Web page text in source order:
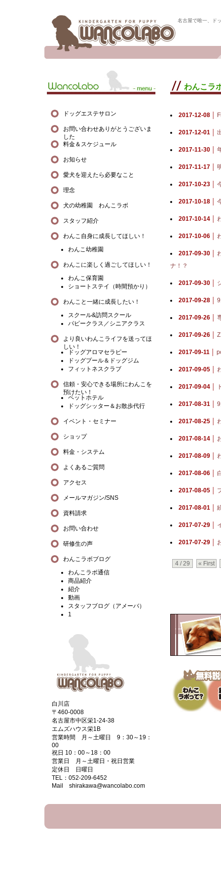
名古屋で唯一、ド
わんこラ
2017-12-08 │
2017-12-01 │
2017-11-30 │
2017-11-17 │
2017-10-23 │
2017-10-18 │
2017-10-14 │
2017-10-06 │
2017-09-30 │
ナ！？
2017-09-30 │
2017-09-28 │
2017-09-26 │
2017-09-26 │
2017-09-11 │
2017-09-05 │
2017-09-04 │
2017-08-31 │
2017-08-25 │
2017-08-14 │
2017-08-09 │
2017-08-06 │
2017-08-05 │
2017-08-01 │
2017-07-29 │
2017-07-29 │
4 / 29 « First
ドッグエステサロン
お問い合わせありがとうございま
した
料金＆スケジュール
お知らせ
愛犬を迎えたら必要なこと
理念
犬の幼稚園 わんこラボ
スタッフ紹介
わんこ自身に成長してほしい！
わんこ幼稚園
わんこに楽しく過ごしてほしい！
わんこ保育園
ショートステイ（時間預かり）
わんこと一緒に成長したい！
スクール&訪問スクール
パピークラス／シニアクラス
より良いわんこライフを送ってほ
しい！
ドッグアロマセラピー
ドッグプール＆ドッグジム
フィットネスクラブ
信頼・安心できる場所にわんこを
預けたい！
ペットホテル
ドッグシッター＆お散歩代行
イベント・セミナー
ショップ
料金・システム
よくあるご質問
アクセス
メールマガジン/SNS
資料請求
お問い合わせ
研修生の声
わんこラボブログ
わんこラボ通信
商品紹介
紹介
動画
スタッフブログ（アメーバ）
1
白川店
〒460-0008
名古屋市中区栄1-24-38
エムズハウス栄1B
営業時間 月～土曜日 9：30～19：
00
祝日 10：00～18：00
営業日 月～土曜日・祝日営業
定休日 日曜日
TEL：052-209-6452
Mail shirakawa@wancolabo.com